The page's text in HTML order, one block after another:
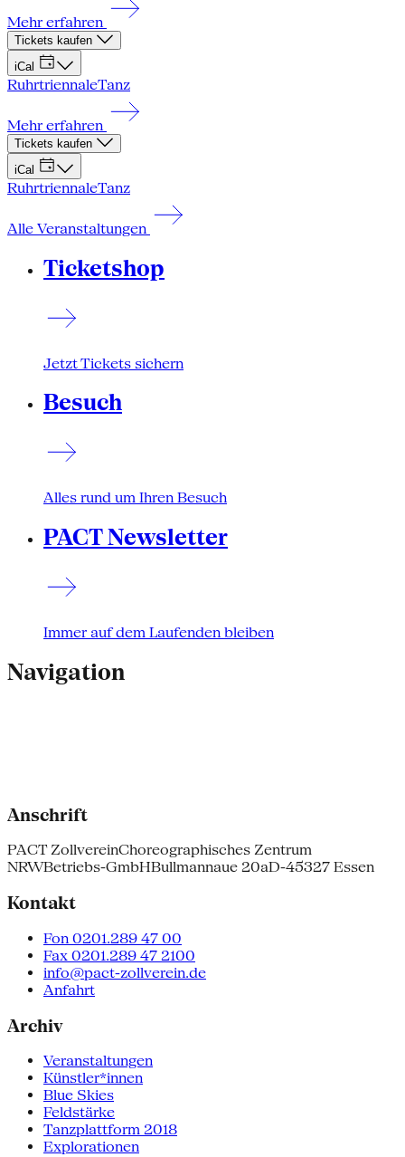
Mehr erfahren
Tickets kaufen
iCal
RuhrtriennaleTanz
Mehr erfahren
Tickets kaufen
iCal
RuhrtriennaleTanz
Alle Veranstaltungen
Ticketshop
Jetzt Tickets sichern
Besuch
Alles rund um Ihren Besuch
PACT Newsletter
Immer auf dem Laufenden bleiben
Navigation
Anschrift
PACT ZollvereinChoreographisches Zentrum
NRWBetriebs-GmbHBullmannaue 20aD-45327 Essen
Kontakt
Fon 0201.289 47 00
Fax 0201.289 47 2100
info@pact-zollverein.de
Anfahrt
Archiv
Veranstaltungen
Künstler*innen
Blue Skies
Feldstärke
Tanzplattform 2018
Explorationen